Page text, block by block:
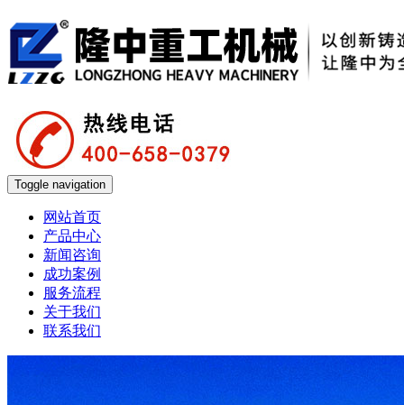
Toggle navigation
网站首页
产品中心
新闻咨询
成功案例
服务流程
关于我们
联系我们